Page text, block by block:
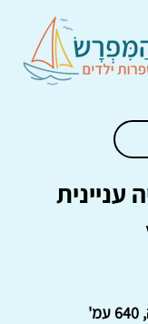
עניינית